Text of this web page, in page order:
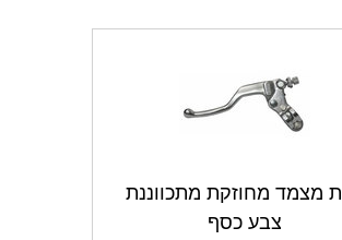
מצמד מחוזקת מתכווננת
צבע כסף